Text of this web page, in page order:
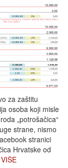
za zaštitu
osoba koji misle
„potrošačica“
strane, nismo
stranici
Hrvatske od